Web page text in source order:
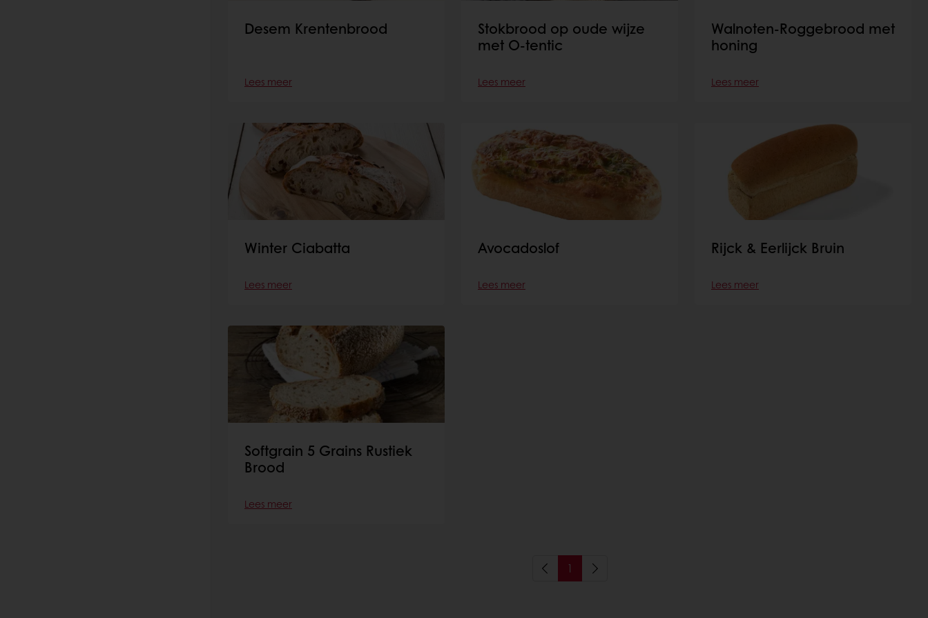
Desem Krentenbrood
Lees meer
Stokbrood op oude wijze
met O-tentic
Lees meer
Walnoten-Roggebrood met
honing
Lees meer
Winter Ciabatta
Lees meer
Avocadoslof
Lees meer
Rijck & Eerlijck Bruin
Lees meer
Softgrain 5 Grains Rustiek
Brood
Lees meer
1